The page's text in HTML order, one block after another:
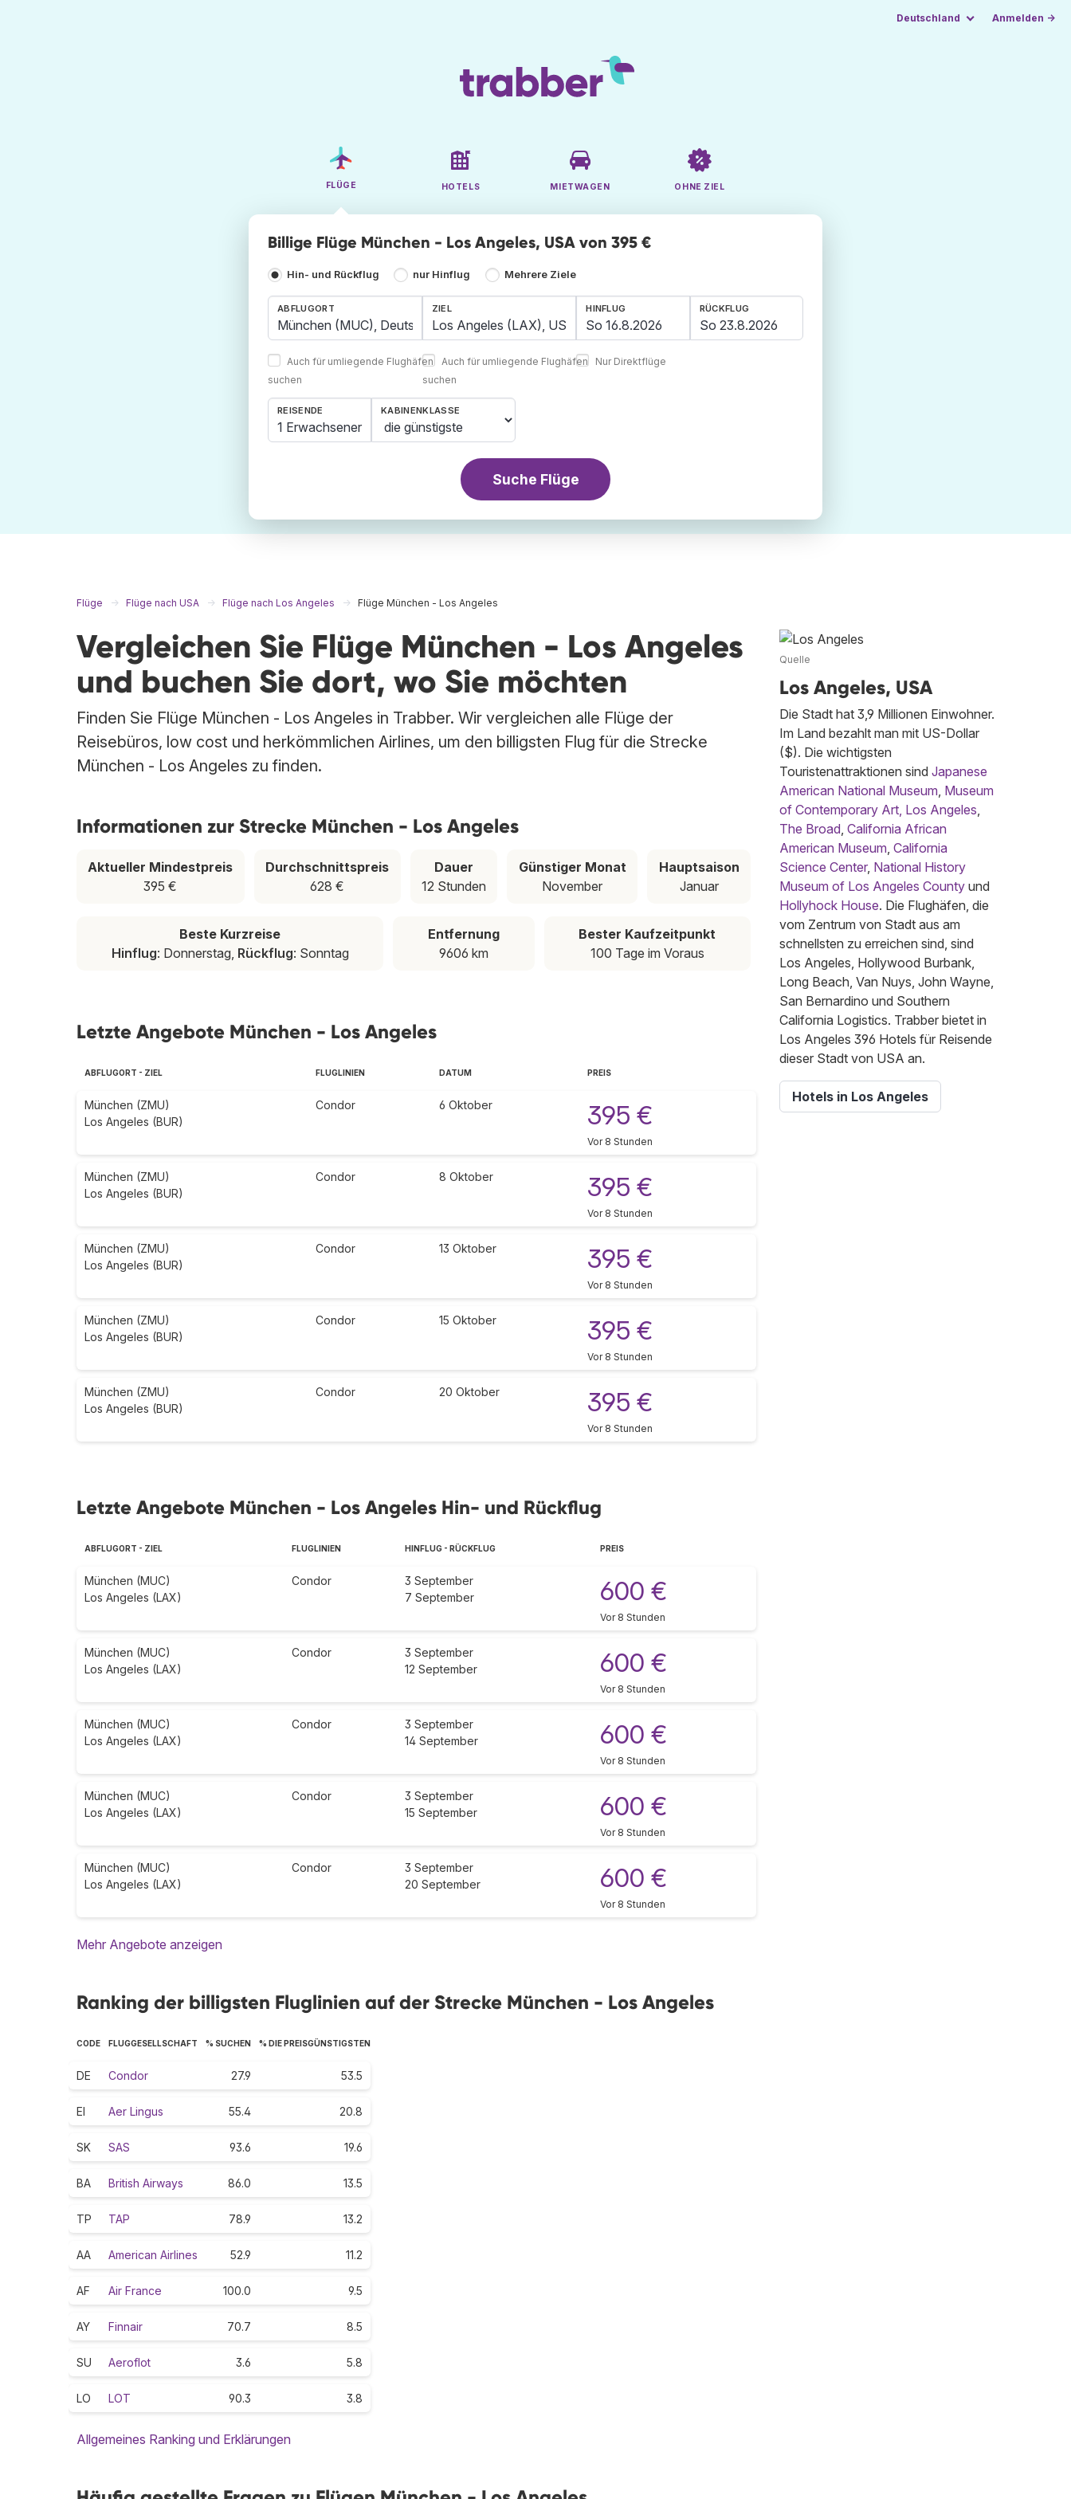
Deutschland Anmelden →
FLÜGE HOTELS MIETWAGEN OHNE ZIEL
Billige Flüge München - Los Angeles, USA von 395 €
Hin- und Rückflug nur Hinflug Mehrere Ziele
ABFLUGORT
Auch für umliegende Flughäfen
suchen
ZIEL
Auch für umliegende Flughäfen
suchen
HINFLUG RÜCKFLUG
Nur Direktflüge
REISENDE
1 Erwachsener
KABINENKLASSE
Suche Flüge
Flüge Flüge nach USA Flüge nach Los Angeles Flüge München - Los Angeles
Vergleichen Sie Flüge München - Los Angeles
und buchen Sie dort, wo Sie möchten
Finden Sie Flüge München - Los Angeles in Trabber. Wir vergleichen alle Flüge der
Reisebüros, low cost und herkömmlichen Airlines, um den billigsten Flug für die Strecke
München - Los Angeles zu finden.
Informationen zur Strecke München - Los Angeles
Aktueller Mindestpreis
395 €
Durchschnittspreis
628 €
Dauer
12 Stunden
Günstiger Monat
November
Hauptsaison
Januar
Beste Kurzreise
Hinflug: Donnerstag, Rückflug: Sonntag
Entfernung
9606 km
Bester Kaufzeitpunkt
100 Tage im Voraus
Letzte Angebote München - Los Angeles
ABFLUGORT - ZIEL FLUGLINIEN DATUM PREIS
München (ZMU)
Los Angeles (BUR)
Condor 6 Oktober 395 €
Vor 8 Stunden
München (ZMU)
Los Angeles (BUR)
Condor 8 Oktober 395 €
Vor 8 Stunden
München (ZMU)
Los Angeles (BUR)
Condor 13 Oktober 395 €
Vor 8 Stunden
München (ZMU)
Los Angeles (BUR)
Condor 15 Oktober 395 €
Vor 8 Stunden
München (ZMU)
Los Angeles (BUR)
Condor 20 Oktober 395 €
Vor 8 Stunden
Letzte Angebote München - Los Angeles Hin- und Rückflug
ABFLUGORT - ZIEL FLUGLINIEN HINFLUG - RÜCKFLUG PREIS
München (MUC)
Los Angeles (LAX)
Condor
3 September
7 September
600 €
Vor 8 Stunden
München (MUC)
Los Angeles (LAX)
Condor
3 September
12 September
600 €
Vor 8 Stunden
München (MUC)
Los Angeles (LAX)
Condor
3 September
14 September
600 €
Vor 8 Stunden
München (MUC)
Los Angeles (LAX)
Condor
3 September
15 September
600 €
Vor 8 Stunden
München (MUC)
Los Angeles (LAX)
Condor
3 September
20 September
600 €
Vor 8 Stunden
Mehr Angebote anzeigen
Ranking der billigsten Fluglinien auf der Strecke München - Los Angeles
CODE FLUGGESELLSCHAFT % SUCHEN % DIE PREISGÜNSTIGSTEN
DE Condor 27.9 53.5
EI Aer Lingus 55.4 20.8
SK SAS 93.6 19.6
BA British Airways 86.0 13.5
TP TAP 78.9 13.2
AA American Airlines 52.9 11.2
AF Air France 100.0 9.5
AY Finnair 70.7 8.5
SU Aeroflot 3.6 5.8
LO LOT 90.3 3.8
Allgemeines Ranking und Erklärungen
Quelle
Los Angeles, USA
Die Stadt hat 3,9 Millionen Einwohner.
Im Land bezahlt man mit US-Dollar
($). Die wichtigsten
Touristenattraktionen sind Japanese
American National Museum, Museum
of Contemporary Art, Los Angeles,
The Broad, California African
American Museum, California
Science Center, National History
Museum of Los Angeles County und
Hollyhock House. Die Flughäfen, die
vom Zentrum von Stadt aus am
schnellsten zu erreichen sind, sind
Los Angeles, Hollywood Burbank,
Long Beach, Van Nuys, John Wayne,
San Bernardino und Southern
California Logistics. Trabber bietet in
Los Angeles 396 Hotels für Reisende
dieser Stadt von USA an.
Hotels in Los Angeles